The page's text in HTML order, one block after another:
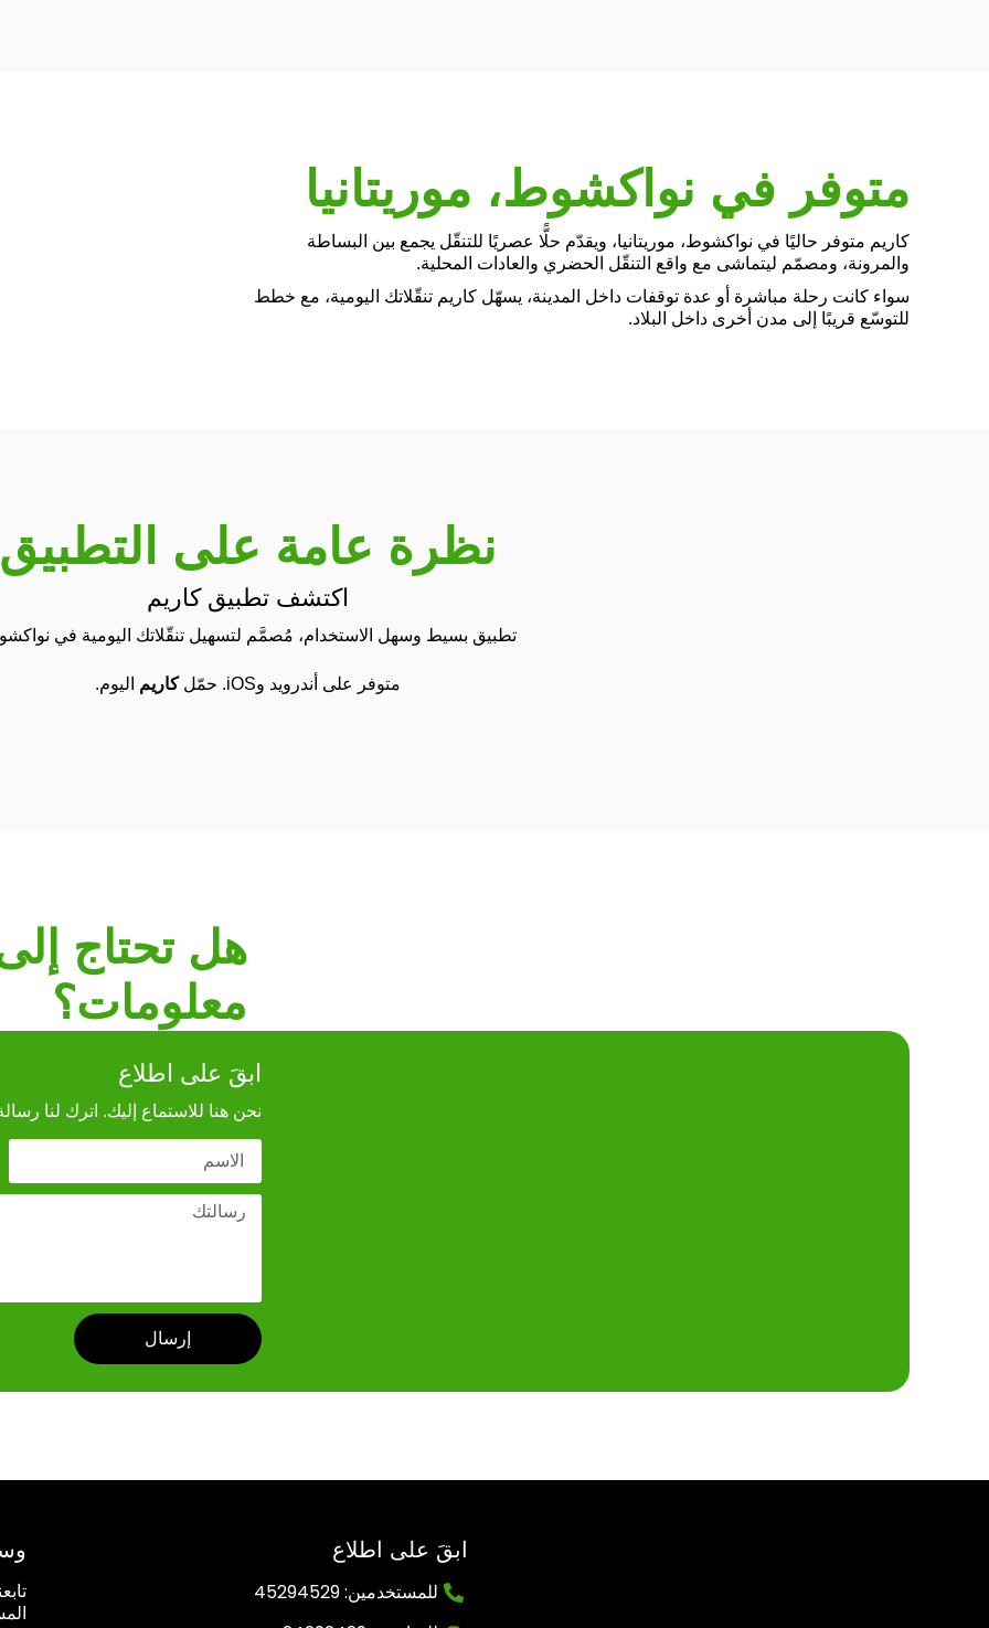
متوفر في نواكشوط، موريتانيا
كاريم متوفر حاليًا في نواكشوط، موريتانيا، ويقدّم حلًّا عصريًا للتنقّل يجمع بين البساطة
والمرونة، ومصمّم ليتماشى مع واقع التنقّل الحضري والعادات المحلية.
سواء كانت رحلة مباشرة أو عدة توقفات داخل المدينة، يسهّل كاريم تنقّلاتك اليومية، مع خطط
للتوسّع قريبًا إلى مدن أخرى داخل البلاد.
نظرة عامة على
اكتشف تطبيق كاريم
تطبيق بسيط وسهل الاستخدام، مُصمَّم لتسهيل تنقّلاتك اليومية في
متوفر على أندرويد وiOS. حمّل كاريم اليوم.
هل تحتاج
معلومات؟
ابقَ على اطلاع
نحن هنا للاستماع إليك. اترك لنا
إرسال
ابقَ على اطلاع
للمستخدمين: 45294529